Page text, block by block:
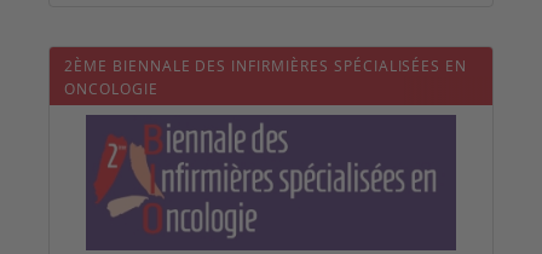
2ÈME BIENNALE DES INFIRMIÈRES SPÉCIALISÉES EN
ONCOLOGIE